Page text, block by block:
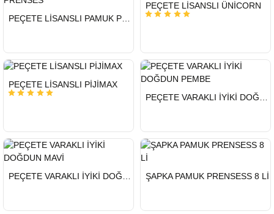
GÖNDERİ
GÖNDERİ
PEÇETE LİSANSLI ÜNİCORN
GÖNDERİ
PEÇETE LİSANSLI PİJİMAX
GÖNDERİ
GÖNDERİ
GÖNDERİ
ŞAPKA PAMUK PRENSESS 8 Lİ